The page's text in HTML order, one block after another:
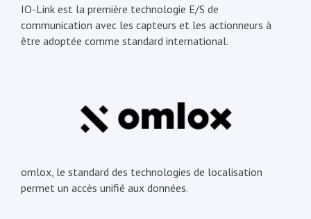
IO-Link est la première technologie E/S de
communication avec les capteurs et les actionneurs à
être adoptée comme standard international.
omlox, le standard des technologies de localisation
permet un accès unifié aux données.